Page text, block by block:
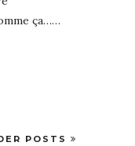
ça……
POSTS